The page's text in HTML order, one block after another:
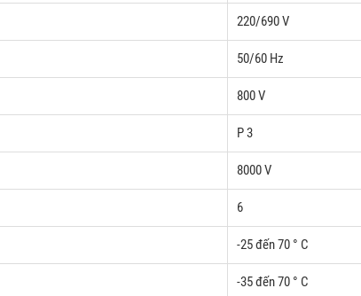
220/690 V
50/60 Hz
800 V
P 3
8000 V
6
-25 đến 70 ° C
-35 đến 70 ° C